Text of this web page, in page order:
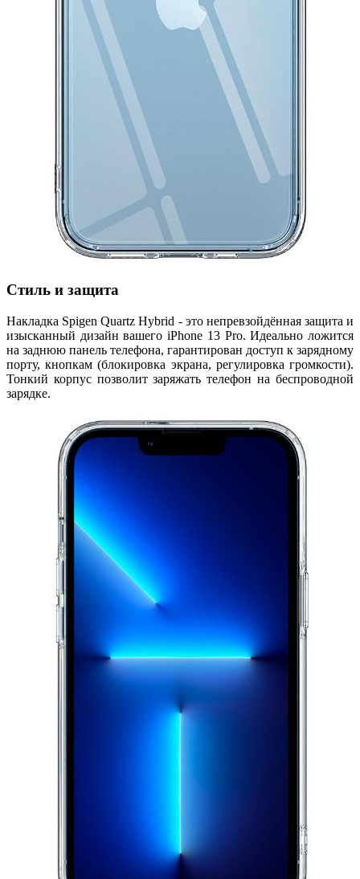
Стиль и защита
Накладка Spigen Quartz Hybrid - это непревзойдённая защита и
изысканный дизайн вашего iPhone 13 Pro. Идеально ложится
на заднюю панель телефона, гарантирован доступ к зарядному
порту, кнопкам (блокировка экрана, регулировка громкости).
Тонкий корпус позволит заряжать телефон на беспроводной
зарядке.